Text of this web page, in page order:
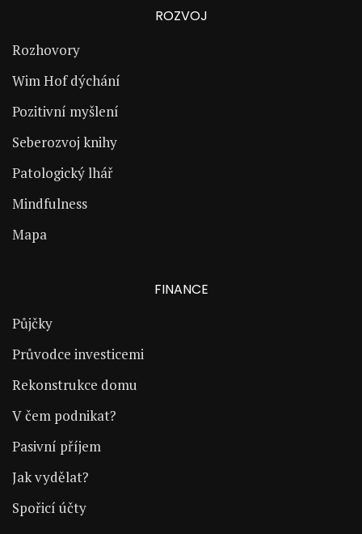
ROZVOJ
Rozhovory
Wim Hof dýchání
Pozitivní myšlení
Seberozvoj knihy
Patologický lhář
Mindfulness
Mapa
FINANCE
Půjčky
Průvodce investicemi
Rekonstrukce domu
V čem podnikat?
Pasivní příjem
Jak vydělat?
Spořicí účty